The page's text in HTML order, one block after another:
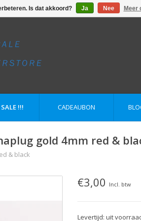
SALE !!! CADEAUBON
gold 4mm red &
& black
€3,00 Incl. btw
Levertijd: uit
Is dat akkoord? Ja Nee Meer